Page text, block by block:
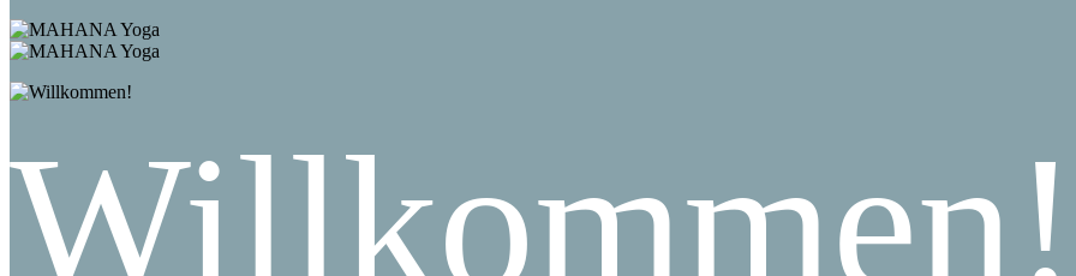
Willkommen!